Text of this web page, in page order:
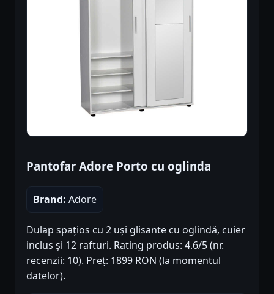
Pantofar Adore Porto cu oglinda
Brand: Adore
Dulap spațios cu 2 uși glisante cu oglindă, cuier
inclus și 12 rafturi. Rating produs: 4.6/5 (nr.
recenzii: 10). Preț: 1899 RON (la momentul
datelor).